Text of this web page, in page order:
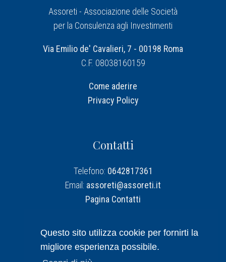
Questo sito utilizza cookie per fornirti la
migliore esperienza possibile.
Assoreti - Associazione delle Società
per la Consulenza agli Investimenti
Via Emilio de' Cavalieri, 7 - 00198 Roma
C.F. 08038160159
Come aderire
Privacy Policy
Contatti
Telefono: 0642817361
Email: assoreti@assoreti.it
Pagina Contatti